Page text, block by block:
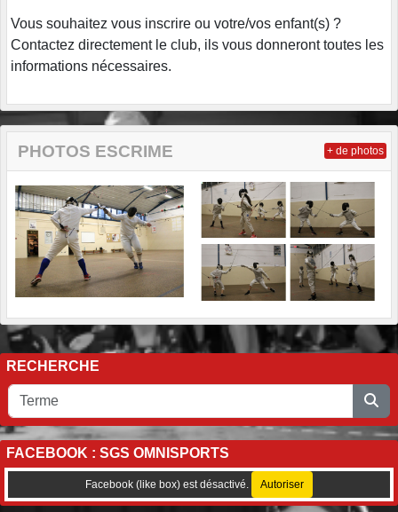
Vous souhaitez vous inscrire ou votre/vos enfant(s) ?
Contactez directement le club, ils vous donneront toutes les
informations nécessaires.
PHOTOS ESCRIME + de photos
RECHERCHE
FACEBOOK : SGS OMNISPORTS
Facebook (like box) est désactivé. Autoriser